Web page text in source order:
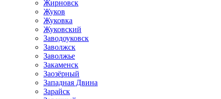
Жирновск
Жуков
Жуковка
Жуковский
Заводоуковск
Заволжск
Заволжье
Закаменск
Заозёрный
Западная Двина
Зарайск